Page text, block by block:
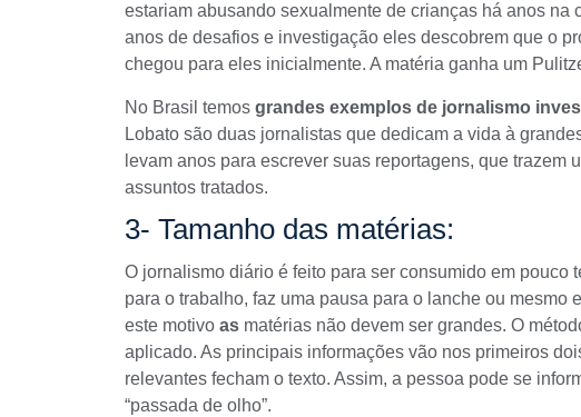
estariam abusando sexualmente de crianças há anos na
anos de desafios e investigação eles descobrem que o
chegou para eles inicialmente. A matéria ganha um
No Brasil temos grandes exemplos de jornalismo
Lobato são duas jornalistas que dedicam a vida à
levam anos para escrever suas reportagens, que trazem
assuntos tratados.
3- Tamanho das matérias:
O jornalismo diário é feito para ser consumido em pouco
para o trabalho, faz uma pausa para o lanche ou mesmo
este motivo as matérias não devem ser grandes. O
aplicado. As principais informações vão nos primeiros
relevantes fecham o texto. Assim, a pessoa pode se
“passada de olho”.